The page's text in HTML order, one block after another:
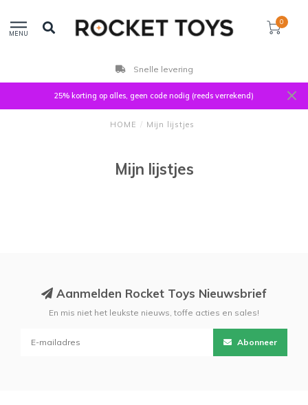
MENU
0
Snelle levering
25% korting op alles, geen code nodig (reeds verrekend)
HOME / Mijn lijstjes
Mijn lijstjes
Aanmelden Rocket Toys Nieuwsbrief
En mis niet het leukste nieuws, toffe acties en sales!
Abonneer